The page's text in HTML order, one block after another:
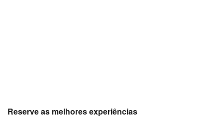
Reserve as melhores experiências